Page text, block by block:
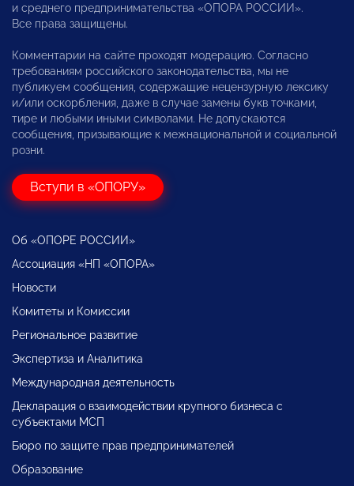
и среднего предпринимательства «ОПОРА РОССИИ».
Все права защищены.
Комментарии на сайте проходят модерацию. Согласно
требованиям российского законодательства, мы не
публикуем сообщения, содержащие нецензурную лексику
и/или оскорбления, даже в случае замены букв точками,
тире и любыми иными символами. Не допускаются
сообщения, призывающие к межнациональной и социальной
розни.
Вступи в «ОПОРУ»
Об «ОПОРЕ РОССИИ»
Ассоциация «НП «ОПОРА»
Новости
Комитеты и Комиссии
Региональное развитие
Экспертиза и Аналитика
Международная деятельность
Декларация о взаимодействии крупного бизнеса с
субъектами МСП
Бюро по защите прав предпринимателей
Образование